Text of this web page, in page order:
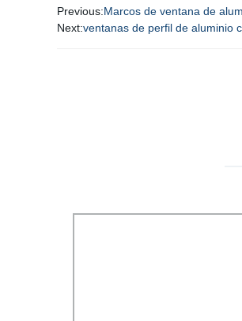
Previous:Marcos de ventana de
Next:ventanas de perfil de aluminio